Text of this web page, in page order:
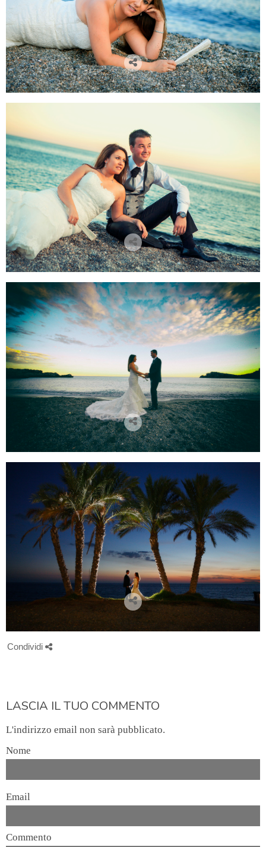
Condividi
LASCIA IL TUO COMMENTO
L'indirizzo email non sarà pubblicato.
Nome
Email
Commento